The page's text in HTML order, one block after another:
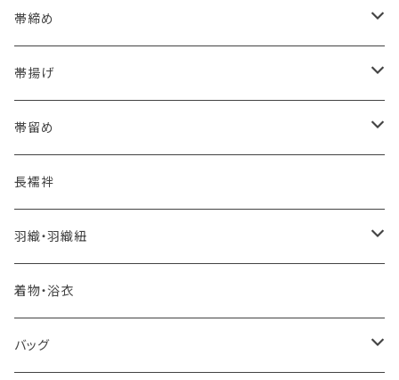
海のいろ ～sea-green～
格ある夏の名古屋帯（都の絽綴れ）
おとなの浴衣(有松 鳴海絞り)
自宅で洗える！本麻長襦袢
憧れの高級カジュアル帯
河合美術織物 訪問着に合わせる袋帯
訪問着に合わせるフォーマル帯
- 博多帯
夏・単衣用(夏帯)
- 西陣織
夏・単衣用(夏帯)
- 紬帯・自然布
- 琉球帯
- 染め帯
- 袋帯・洒落袋帯
- 名古屋帯
帯締め
- おびやオリジナル
- 細平唐組 (7mmスリム帯締め)
- 田中節子
帯揚げ
- おびやオリジナル
- 京都 三浦清商店
- 大津工房 荒尾ちどり
帯留め
-おびやオリジナル
長襦袢
羽織・羽織紐
-おびやオリジナル
着物・浴衣
バッグ